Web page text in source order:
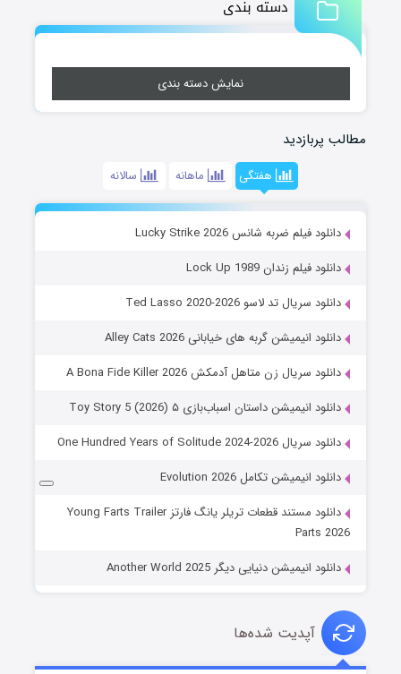
دسته بندی
نمایش دسته بندی
مطالب پربازدید
هفتگی ماهانه سالانه
دانلود فیلم ضربه شانس Lucky Strike 2026
دانلود فیلم زندان Lock Up 1989
دانلود سریال تد لاسو Ted Lasso 2020-2026
دانلود انیمیشن گربه های خیابانی Alley Cats 2026
دانلود سریال زن متاهل آدمکش A Bona Fide Killer 2026
دانلود انیمیشن داستان اسباب‌بازی ۵ Toy Story 5 (2026)
دانلود سریال One Hundred Years of Solitude 2024-2026
دانلود انیمیشن تکامل Evolution 2026
دانلود مستند قطعات تریلر یانگ فارتز Young Farts Trailer
Parts 2026
دانلود انیمیشن دنیایی دیگر Another World 2025
آپدیت شده‌ها